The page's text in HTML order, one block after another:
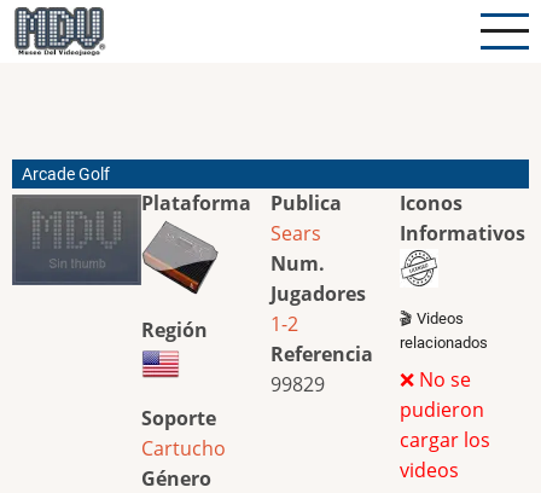
Pasar
al
Arcade Golf
Plataforma
Región
Soporte
Cartucho
Género
Publica
Sears
Num.
Jugadores
1-2
Referencia
99829
Iconos
Informativos
🎬 Videos
relacionados
❌ No se
pudieron
cargar los
videos